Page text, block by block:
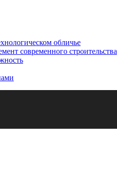
обличье
современного строительства